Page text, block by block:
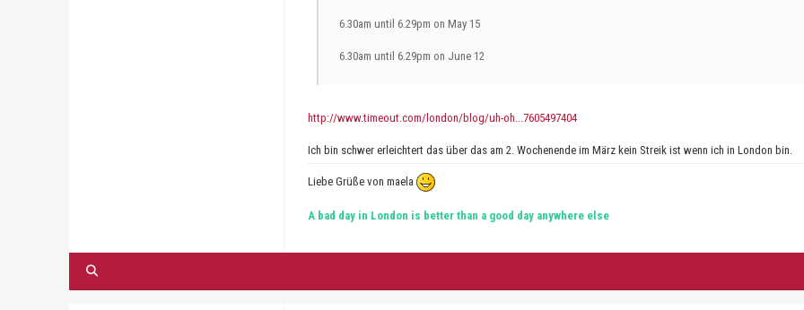
6.30am until 6.29pm on May 15
6.30am until 6.29pm on June 12
http://www.timeout.com/london/blog/uh-oh...7605497404
Ich bin schwer erleichtert das über das am 2. Wochenende im März kein Streik ist wenn ich in London bin.
Liebe Grüße von maela
A bad day in London is better than a good day anywhere else